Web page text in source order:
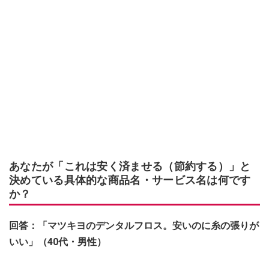
あなたが「これは安く済ませる（節約する）」と
決めている具体的な商品名・サービス名は何です
か？
回答：「マツキヨのデンタルフロス。安いのに糸の張りが
いい」（40代・男性）